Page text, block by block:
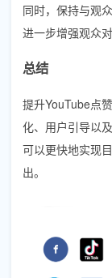
同时，保持与观
进一步增强观众
总结
提升YouTube点
化、用户引导以
可以更快地实现
出。